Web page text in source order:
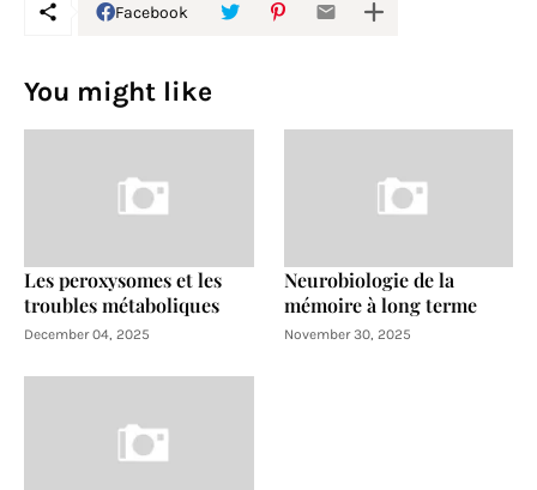
Facebook
You might like
Les peroxysomes et les
troubles métaboliques
December 04, 2025
Neurobiologie de la
mémoire à long terme
November 30, 2025